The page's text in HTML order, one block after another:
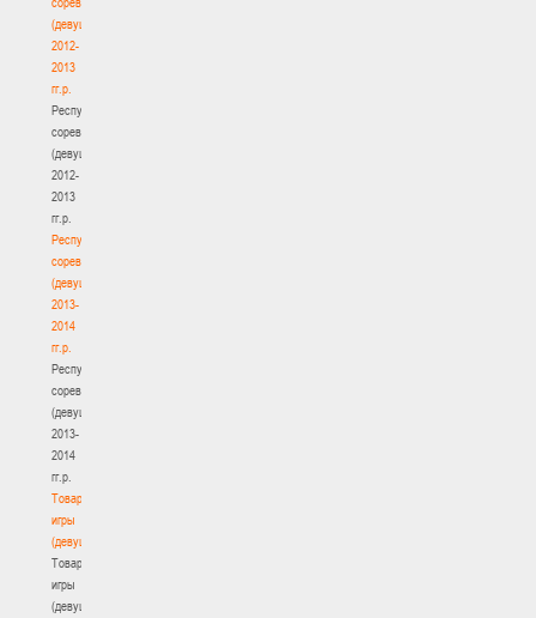
(девушки)
2012-
2013
гг.р.
Республиканские
соревнования
(девушки)
2012-
2013
гг.р.
Республиканские
соревнования
(девушки)
2013-
2014
гг.р.
Республиканские
соревнования
(девушки)
2013-
2014
гг.р.
Товарищеские
игры
(девушки)
Товарищеские
игры
(девушки)